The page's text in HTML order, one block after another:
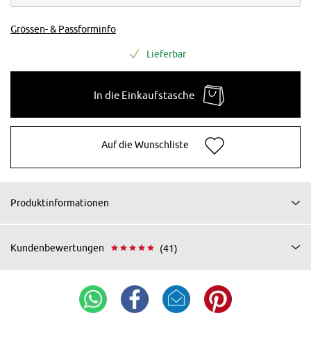
Grössen- & Passforminfo
Lieferbar
In die Einkaufstasche
Auf die Wunschliste
Produktinformationen
Kundenbewertungen (41)